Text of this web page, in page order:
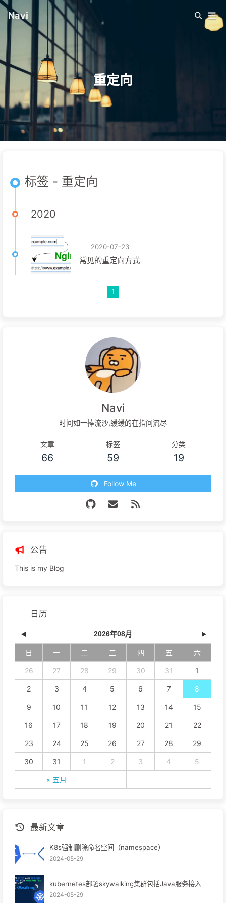
Navi
重定向
标签 - 重定向
2020
2020-07-23
常见的重定向方式
1
Navi
时间如一捧流沙,缓缓的在指间流尽
文章
66
标签
59
分类
19
Follow Me
公告
This is my Blog
日历
2026年08月
日 一 二 三 四 五 六
« 五月
26 27 28 29 30 31 1
2 3 4 5 6 7 8
9 10 11 12 13 14 15
16 17 18 19 20 21 22
23 24 25 26 27 28 29
30 31 1 2 3 4 5
最新文章
K8s强制删除命名空间（namespace）
2024-05-29
kubernetes部署skywalking集群包括Java服务接入
2024-05-29